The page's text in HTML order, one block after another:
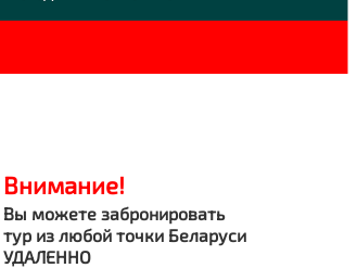
Внимание!
Вы можете забронировать
тур из любой точки Беларуси
УДАЛЕННО